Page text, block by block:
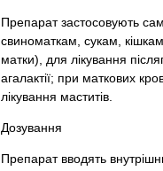
Препарат застосовують
свиноматкам, сукам,
матки), для лікування
агалактії; при маткових
лікування маститів.
Дозування
Препарат вводять